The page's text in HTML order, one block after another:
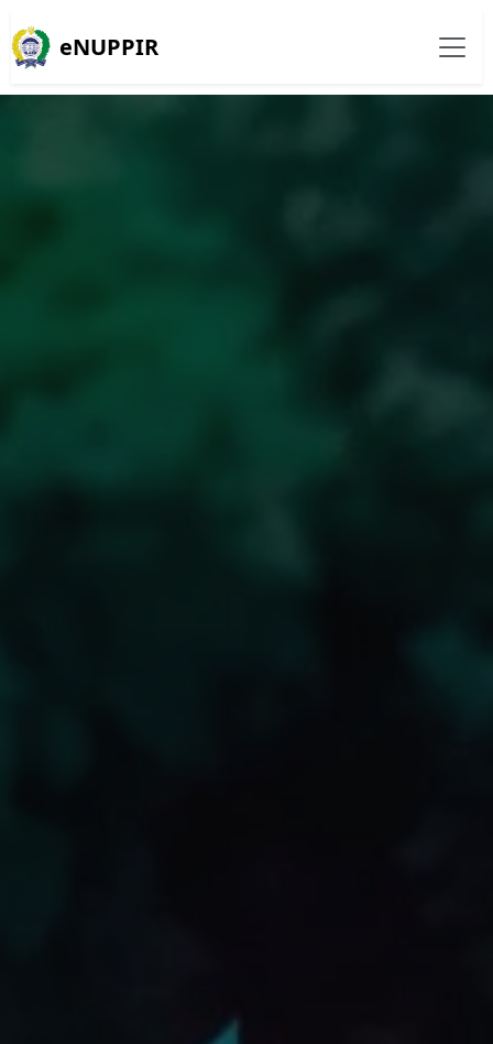
eNUPPIR